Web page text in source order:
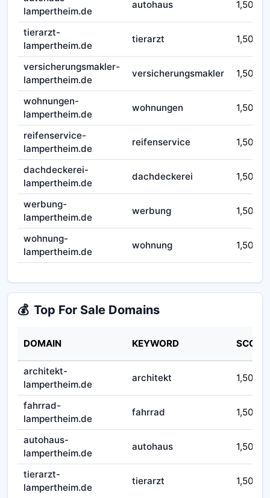
lampertheim.de
autohaus 1,50
tierarzt-
lampertheim.de
tierarzt 1,50
versicherungsmakler-
lampertheim.de
versicherungsmakler 1,50
wohnungen-
lampertheim.de
wohnungen 1,50
reifenservice-
lampertheim.de
reifenservice 1,50
dachdeckerei-
lampertheim.de
dachdeckerei 1,50
werbung-
lampertheim.de
werbung 1,50
wohnung-
lampertheim.de
wohnung 1,50
💰 Top For Sale Domains
DOMAIN KEYWORD SCORE
architekt-
lampertheim.de
architekt 1,50
fahrrad-
lampertheim.de
fahrrad 1,50
autohaus-
lampertheim.de
autohaus 1,50
tierarzt-
lampertheim.de
tierarzt 1,50